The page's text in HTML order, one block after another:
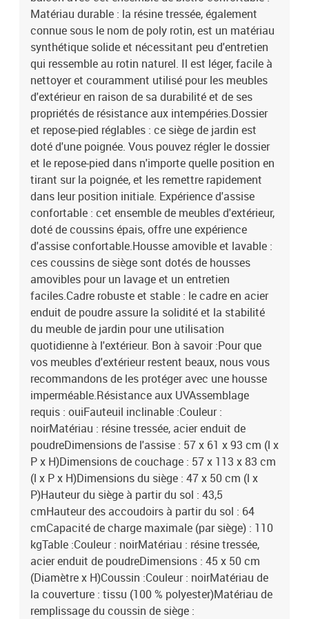
jardin2 x coussin d'assise avec housse amovible et lavable2 x
coussin de dossier
Matériau durable : la résine tressée, également
connue sous le nom de poly rotin, est un matériau
synthétique solide et nécessitant peu d'entretien
qui ressemble au rotin naturel. Il est léger, facile à
nettoyer et couramment utilisé pour les meubles
d'extérieur en raison de sa durabilité et de ses
propriétés de résistance aux intempéries.Dossier
et repose-pied réglables : ce siège de jardin est
doté d'une poignée. Vous pouvez régler le dossier
et le repose-pied dans n'importe quelle position en
tirant sur la poignée, et les remettre rapidement
dans leur position initiale. Expérience d'assise
confortable : cet ensemble de meubles d'extérieur,
doté de coussins épais, offre une expérience
d'assise confortable.Housse amovible et lavable :
ces coussins de siège sont dotés de housses
amovibles pour un lavage et un entretien
faciles.Cadre robuste et stable : le cadre en acier
enduit de poudre assure la solidité et la stabilité
du meuble de jardin pour une utilisation
quotidienne à l'extérieur. Bon à savoir :Pour que
vos meubles d'extérieur restent beaux, nous vous
recommandons de les protéger avec une housse
imperméable.Résistance aux UVAssemblage
requis : ouiFauteuil inclinable :Couleur :
noirMatériau : résine tressée, acier enduit de
poudreDimensions de l'assise : 57 x 61 x 93 cm (l x
P x H)Dimensions de couchage : 57 x 113 x 83 cm
(l x P x H)Dimensions du siège : 47 x 50 cm (l x
P)Hauteur du siège à partir du sol : 43,5
cmHauteur des accoudoirs à partir du sol : 64
cmCapacité de charge maximale (par siège) : 110
kgTable :Couleur : noirMatériau : résine tressée,
acier enduit de poudreDimensions : 45 x 50 cm
(Diamètre x H)Coussin :Couleur : noirMatériau de
la couverture : tissu (100 % polyester)Matériau de
remplissage du coussin de siège :